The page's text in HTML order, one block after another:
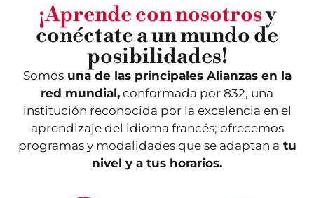
¡Aprende con nosotrosy
conéctate a un mundo de
posibilidades!
Somosuna de las principales Alianzas en la
red mundial, conformada por 832, una
institución reconocida por la excelencia en el
aprendizaje del idioma francés; ofrecemos
programas y modalidades que se adaptan a tu
nivel y a tus horarios.